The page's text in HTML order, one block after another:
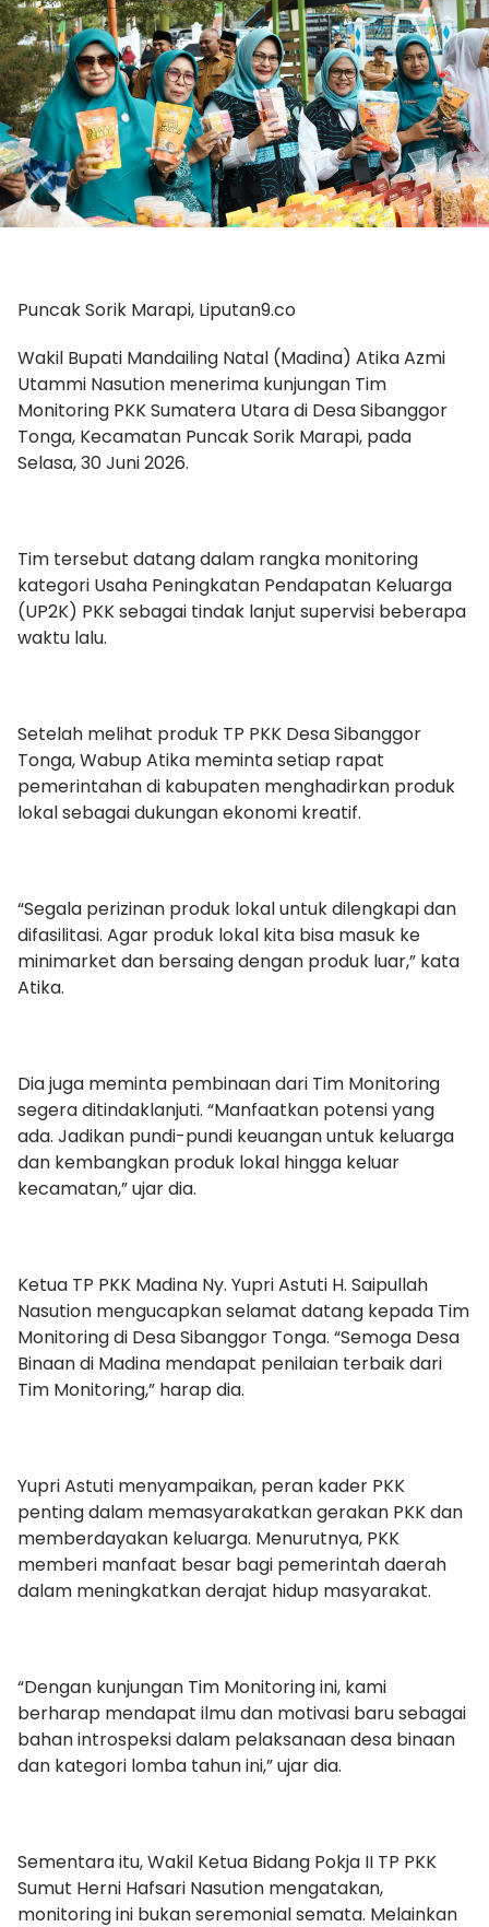
Puncak Sorik Marapi, Liputan9.co
Wakil Bupati Mandailing Natal (Madina) Atika Azmi
Utammi Nasution menerima kunjungan Tim
Monitoring PKK Sumatera Utara di Desa Sibanggor
Tonga, Kecamatan Puncak Sorik Marapi, pada
Selasa, 30 Juni 2026.
Tim tersebut datang dalam rangka monitoring
kategori Usaha Peningkatan Pendapatan Keluarga
(UP2K) PKK sebagai tindak lanjut supervisi beberapa
waktu lalu.
Setelah melihat produk TP PKK Desa Sibanggor
Tonga, Wabup Atika meminta setiap rapat
pemerintahan di kabupaten menghadirkan produk
lokal sebagai dukungan ekonomi kreatif.
“Segala perizinan produk lokal untuk dilengkapi dan
difasilitasi. Agar produk lokal kita bisa masuk ke
minimarket dan bersaing dengan produk luar,” kata
Atika.
Dia juga meminta pembinaan dari Tim Monitoring
segera ditindaklanjuti. “Manfaatkan potensi yang
ada. Jadikan pundi-pundi keuangan untuk keluarga
dan kembangkan produk lokal hingga keluar
kecamatan,” ujar dia.
Ketua TP PKK Madina Ny. Yupri Astuti H. Saipullah
Nasution mengucapkan selamat datang kepada Tim
Monitoring di Desa Sibanggor Tonga. “Semoga Desa
Binaan di Madina mendapat penilaian terbaik dari
Tim Monitoring,” harap dia.
Yupri Astuti menyampaikan, peran kader PKK
penting dalam memasyarakatkan gerakan PKK dan
memberdayakan keluarga. Menurutnya, PKK
memberi manfaat besar bagi pemerintah daerah
dalam meningkatkan derajat hidup masyarakat.
“Dengan kunjungan Tim Monitoring ini, kami
berharap mendapat ilmu dan motivasi baru sebagai
bahan introspeksi dalam pelaksanaan desa binaan
dan kategori lomba tahun ini,” ujar dia.
Sementara itu, Wakil Ketua Bidang Pokja II TP PKK
Sumut Herni Hafsari Nasution mengatakan,
monitoring ini bukan seremonial semata. Melainkan